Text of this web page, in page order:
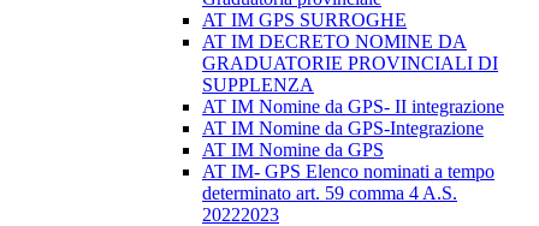
AT IM GPS SURROGHE
AT IM DECRETO NOMINE DA
GRADUATORIE PROVINCIALI DI
SUPPLENZA
AT IM Nomine da GPS- II integrazione
AT IM Nomine da GPS-Integrazione
AT IM Nomine da GPS
AT IM- GPS Elenco nominati a tempo
determinato art. 59 comma 4 A.S.
20222023